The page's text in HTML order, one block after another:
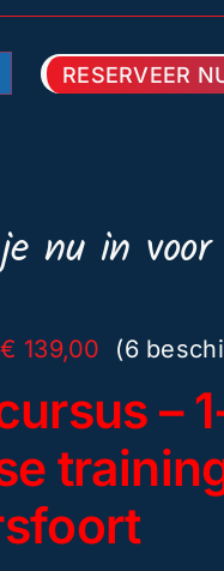
nu in voor
€ 139,00
tot
€ 139,00
(6
–
RESERVEER